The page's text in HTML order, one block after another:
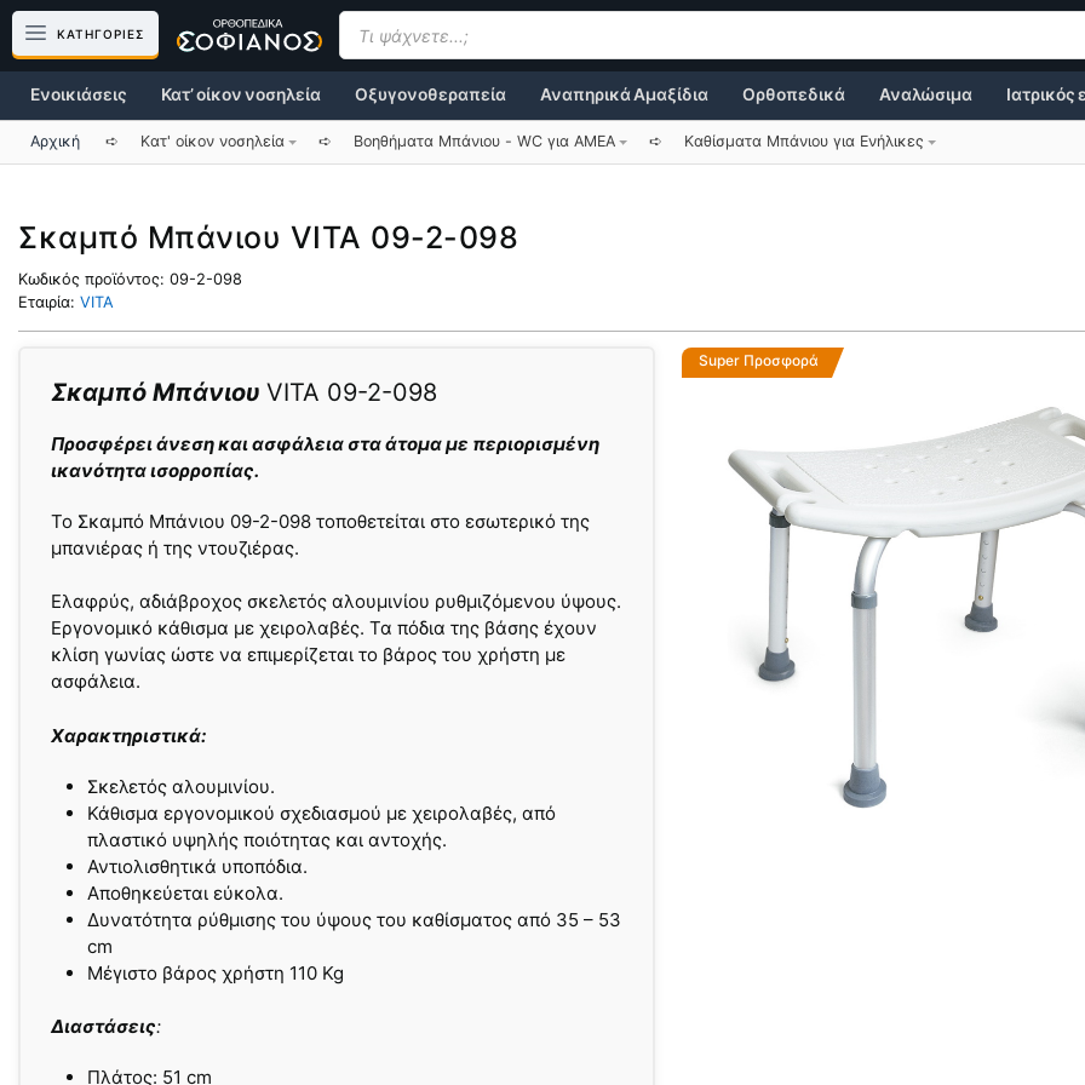
Μετάβαση
περιεχόμενο
ΚΑΤΗΓΟΡΙΕΣ
Products
search
Κατ’ οίκον νοσηλεία Οξυγονοθεραπεία Αναπηρικά Αμαξίδια
Ενοικιάσεις Ορθοπεδικά Αναλώσιμα Ιατρικός
Αρχική ➪ Κατ' οίκον νοσηλεία ➪ Βοηθήματα Mπάνιου - WC για ΑΜΕΑ ➪ Καθίσματα Μπάνιου για Ενήλικες
Σκαμπό Μπάνιου VITA 09-2-098
Κωδικός προϊόντος: 09-2-098
Εταιρία: VITA
Σκαμπό Μπάνιου VITA 09-2-098
Προσφέρει άνεση και ασφάλεια στα άτομα με περιορισμένη
ικανότητα ισορροπίας.
Το Σκαμπό Μπάνιου 09-2-098 τοποθετείται στο εσωτερικό της
μπανιέρας ή της ντουζιέρας.
Ελαφρύς, αδιάβροχος σκελετός αλουμινίου ρυθμιζόμενου ύψους.
Εργονομικό κάθισμα µε χειρολαβές. Τα πόδια της βάσης έχουν
κλίση γωνίας ώστε να επιμερίζεται το βάρος του χρήστη µε
ασφάλεια.
Xαρακτηριστικά:
Σκελετός αλουμινίου.
Κάθισμα εργονομικού σχεδιασμού με χειρολαβές, από
πλαστικό υψηλής ποιότητας και αντοχής.
Αντιολισθητικά υποπόδια.
Αποθηκεύεται εύκολα.
Δυνατότητα ρύθμισης του ύψους του καθίσματος από 35 – 53
cm
Μέγιστο βάρος χρήστη 110 Kg
Διαστάσεις:
Πλάτος: 51 cm
Super Προσφορά